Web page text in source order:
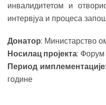
инвалидитетом и
интервјуа и процеса
Донатор: Министарство
Носилац пројекта: Форум
Период
године